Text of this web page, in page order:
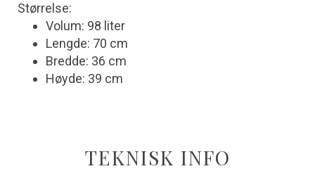
Størrelse:
Volum: 98 liter
Lengde: 70 cm
Bredde: 36 cm
Høyde: 39 cm
TEKNISK INFO